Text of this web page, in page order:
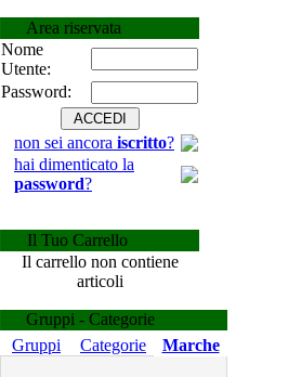
Area riservata
Nome
Utente:
Password:
non sei ancora iscritto?
hai dimenticato la
password?
Il Tuo Carrello
Il carrello non contiene
articoli
Gruppi - Categorie
Gruppi
Categorie Marche